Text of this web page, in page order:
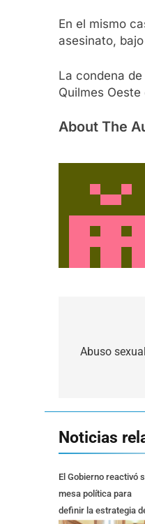
En el mismo
asesinato,
La condena
Quilmes
About The
de
Abuso
Noticias
El Gobierno reactivó
mesa política para
definir la estrategia